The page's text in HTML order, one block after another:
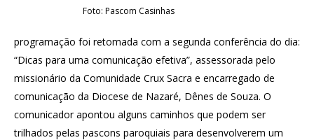
Foto: Pascom Casinhas
programação foi retomada com a segunda conferência do dia:
“Dicas para uma comunicação efetiva”, assessorada pelo
missionário da Comunidade Crux Sacra e encarregado de
comunicação da Diocese de Nazaré, Dênes de Souza. O
comunicador apontou alguns caminhos que podem ser
trilhados pelas pascons paroquiais para desenvolverem um